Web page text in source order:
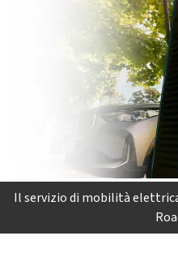
Il servizio di mobilità